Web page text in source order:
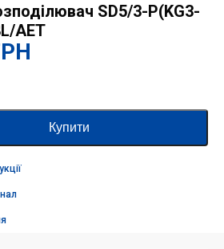
SD5/3-P(KG3-
AET
Купити